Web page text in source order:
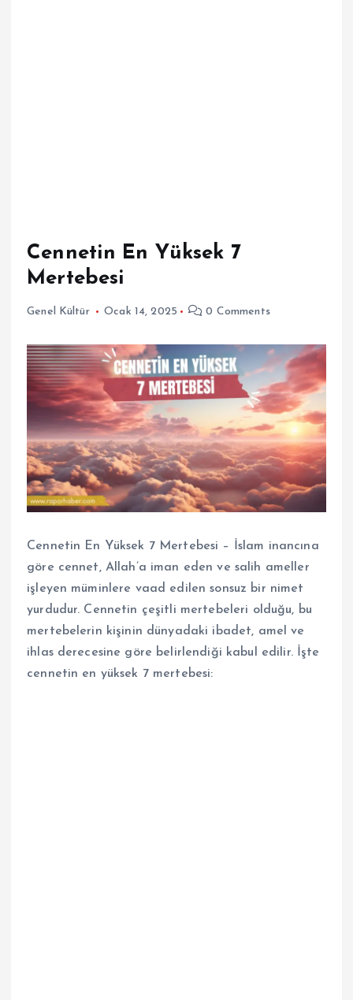
Cennetin En Yüksek 7
Mertebesi
Genel Kültür Ocak 14, 2025 0 Comments
Cennetin En Yüksek 7 Mertebesi – İslam inancına
göre cennet, Allah’a iman eden ve salih ameller
işleyen müminlere vaad edilen sonsuz bir nimet
yurdudur. Cennetin çeşitli mertebeleri olduğu, bu
mertebelerin kişinin dünyadaki ibadet, amel ve
ihlas derecesine göre belirlendiği kabul edilir. İşte
cennetin en yüksek 7 mertebesi: